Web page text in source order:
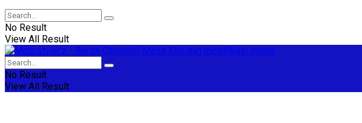
No Result
View All Result
No Result
View All Result